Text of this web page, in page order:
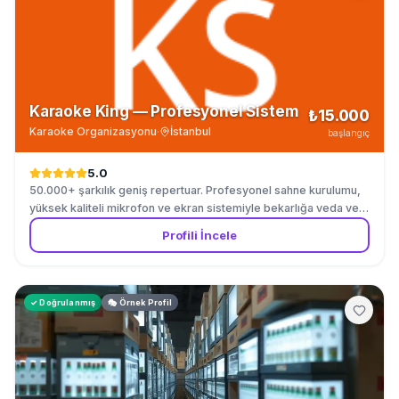
Karaoke King — Profesyonel Sistem
Karaoke Organizasyonu· İstanbul
₺15.000
başlangıç
5.0
50.000+ şarkılık geniş repertuar. Profesyonel sahne kurulumu,
yüksek kaliteli mikrofon ve ekran sistemiyle bekarlığa veda ve
doğum günleri için.
Profili İncele
✓ Doğrulanmış 🎭 Örnek Profil